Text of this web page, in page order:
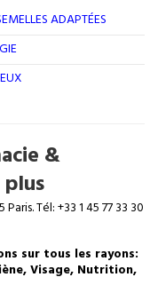
ADAPTÉES
&
Tél: +33 1 45 77 33 30
sur tous les rayons:
Visage, Nutrition,